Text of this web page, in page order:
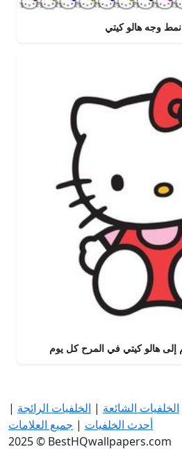
وجه هالو كيتي
الخلفيات الشائعة | الخلفيات الرائجة |
أحدث الخلفيات | جميع العلامات
2025 © BestHQwallpapers.com